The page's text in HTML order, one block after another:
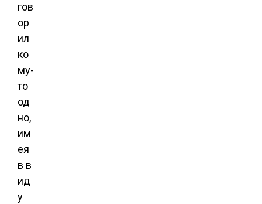
гов
ор
ил
ко
му-
то
од
но,
им
ея
в в
ид
у